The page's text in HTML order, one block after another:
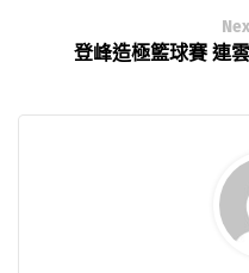
登峰造極籃球賽 連